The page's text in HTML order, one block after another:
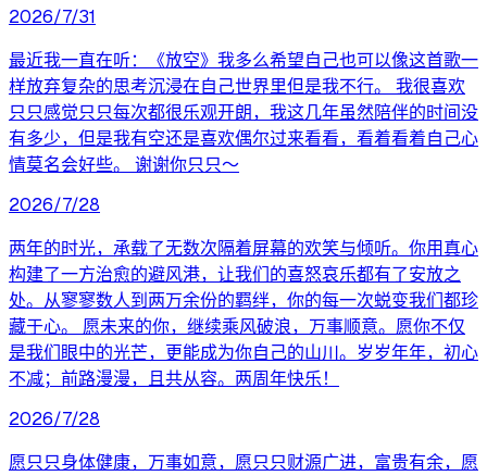
2026/7/31
最近我一直在听：《放空》我多么希望自己也可以像这首歌一
样放弃复杂的思考沉浸在自己世界里但是我不行。 我很喜欢
只只感觉只只每次都很乐观开朗，我这几年虽然陪伴的时间没
有多少，但是我有空还是喜欢偶尔过来看看，看着看着自己心
情莫名会好些。 谢谢你只只～
2026/7/28
两年的时光，承载了无数次隔着屏幕的欢笑与倾听。你用真心
构建了一方治愈的避风港，让我们的喜怒哀乐都有了安放之
处。从寥寥数人到两万余份的羁绊，你的每一次蜕变我们都珍
藏于心。 愿未来的你，继续乘风破浪，万事顺意。愿你不仅
是我们眼中的光芒，更能成为你自己的山川。岁岁年年，初心
不减；前路漫漫，且共从容。两周年快乐！
2026/7/28
愿只只身体健康，万事如意，愿只只财源广进，富贵有余，愿